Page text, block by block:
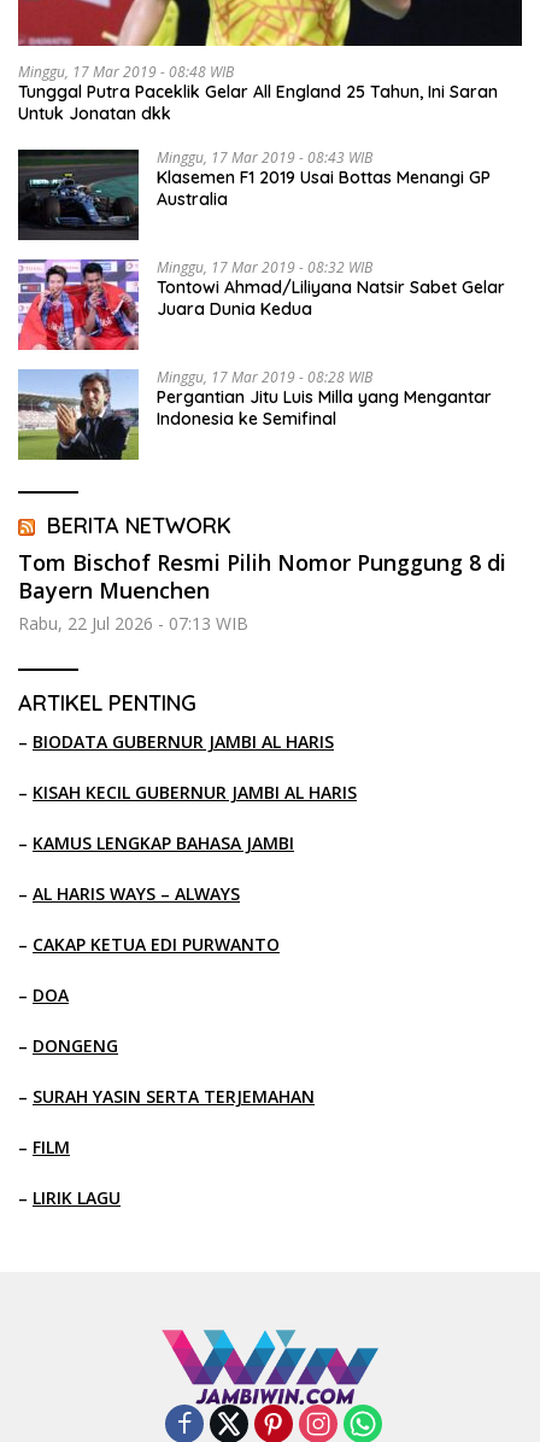
Minggu, 17 Mar 2019 - 08:48 WIB
Tunggal Putra Paceklik Gelar All England 25 Tahun, Ini Saran
Untuk Jonatan dkk
Minggu, 17 Mar 2019 - 08:43 WIB
Klasemen F1 2019 Usai Bottas Menangi GP
Australia
Minggu, 17 Mar 2019 - 08:32 WIB
Tontowi Ahmad/Liliyana Natsir Sabet Gelar
Juara Dunia Kedua
Minggu, 17 Mar 2019 - 08:28 WIB
Pergantian Jitu Luis Milla yang Mengantar
Indonesia ke Semifinal
BERITA NETWORK
Tom Bischof Resmi Pilih Nomor Punggung 8 di
Bayern Muenchen
Rabu, 22 Jul 2026 - 07:13 WIB
ARTIKEL PENTING
– BIODATA GUBERNUR JAMBI AL HARIS
– KISAH KECIL GUBERNUR JAMBI AL HARIS
– KAMUS LENGKAP BAHASA JAMBI
– AL HARIS WAYS – ALWAYS
– CAKAP KETUA EDI PURWANTO
– DOA
– DONGENG
– SURAH YASIN SERTA TERJEMAHAN
– FILM
– LIRIK LAGU